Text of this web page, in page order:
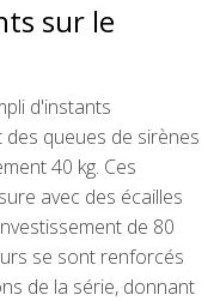
sur le
d'instants
queues de sirènes
40 kg. Ces
avec des écailles
de 80
se sont renforcés
de la série, donnant